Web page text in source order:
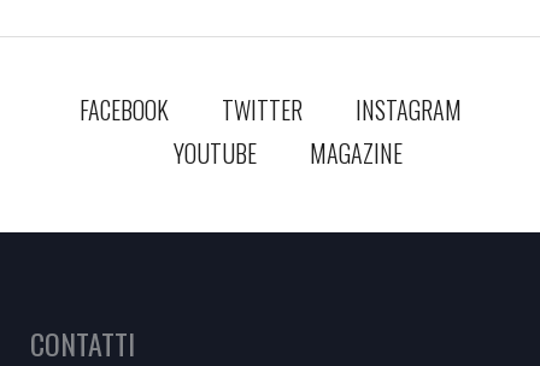
FACEBOOK TWITTER
INSTAGRAM
YOUTUBE
MAGAZINE
CONTATTI